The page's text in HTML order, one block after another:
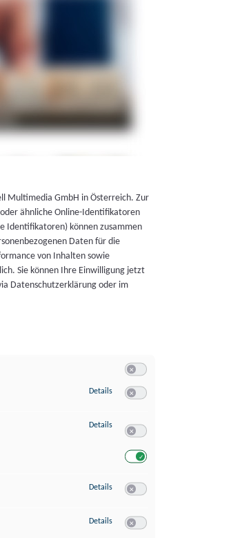
Multimedia GmbH in Österreich. Zur
ähnliche Online-Identifikatoren
Identifikatoren) können zusammen
Daten für die
von Inhalten sowie
Sie können Ihre Einwilligung jetzt
Datenschutzerklärung oder im
Details zu Speichern von oder Zugriff auf
Details zu Verwendung reduzierter Daten
Details zu Erstellung von Profilen für
Details zu Verwendung von Profilen zur